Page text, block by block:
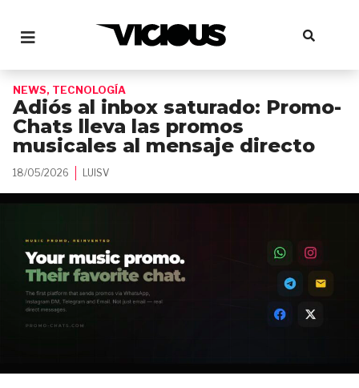
NEWS, TECNOLOGÍA
Adiós al inbox saturado: Promo-
Chats lleva las promos
musicales al mensaje directo
18/05/2026 LUISV